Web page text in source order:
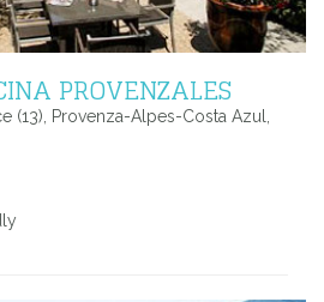
PROVENZALES
(13), Provenza-Alpes-Costa Azul,